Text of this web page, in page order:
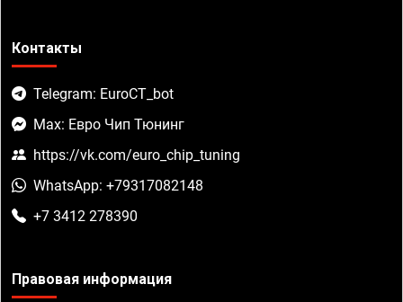
Контакты
Telegram: EuroCT_bot
Max: Евро Чип Тюнинг
https://vk.com/euro_chip_tuning
WhatsApp: +79317082148
+7 3412 278390
Правовая информация